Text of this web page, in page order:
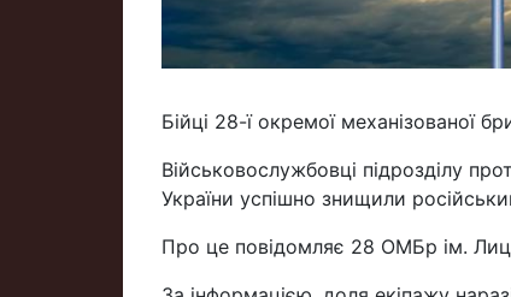
Бійці 28-ї окремої механізованої
Військовослужбовці підрозділу
України успішно знищили
Про це повідомляє 28 ОМБр ім.